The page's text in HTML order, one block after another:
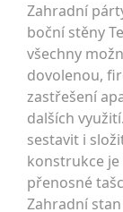
Zahradní
boční stěny
všechny
dovolenou,
zastřešení
dalších
sestavit i
konstrukce
přenosné
Zahradní